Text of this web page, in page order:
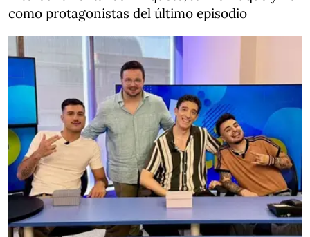
como protagonistas del último episodio